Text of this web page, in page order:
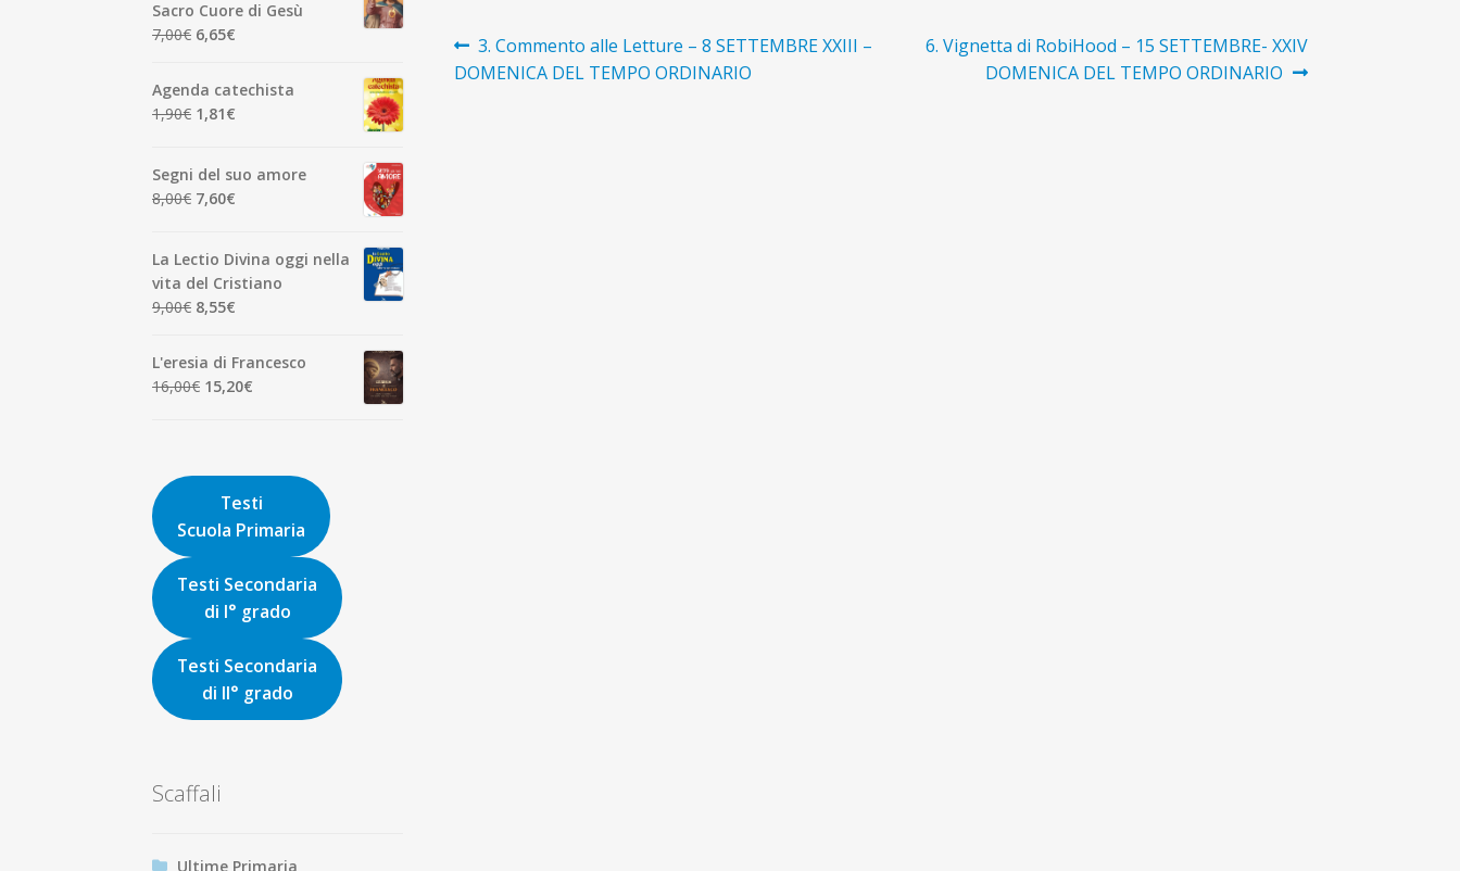
Navigazione
articoli
Articolo
precedente:
3. Commento alle Letture – 8 SETTEMBRE XXIII –
DOMENICA DEL TEMPO ORDINARIO
Articolo
successivo:
6. Vignetta di RobiHood – 15 SETTEMBRE- XXIV
DOMENICA DEL TEMPO ORDINARIO
7,00€.
Sacro Cuore di Gesù
7,00€ Il
originale
era:
7,00€.
6,65€
attuale
Agenda catechista
1,90€ Il
era:
1,90€.
1,81€
è:
Segni del suo amore
8,00€ Il
era:
8,00€.
7,60€
è:
7,60€.
La Lectio Divina oggi nella
vita del Cristiano
9,00€ Il
originale
era:
9,00€.
8,55€
attuale
è:
L'eresia di Francesco
16,00€ Il
16,00€.
15,20€
15,20€.
Testi
Scuola Primaria
Testi Secondaria
di I° grado
Testi Secondaria
di II° grado
Scaffali
Ultime Primaria